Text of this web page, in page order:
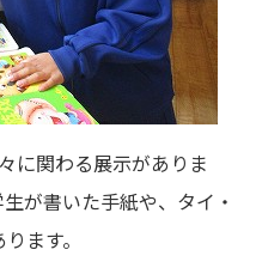
に関わる展示がありま
が書いた手紙や、タイ・
ます。